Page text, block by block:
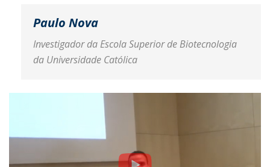
Paulo Nova
Investigador da Escola Superior de Biotecnologia
da Universidade Católica